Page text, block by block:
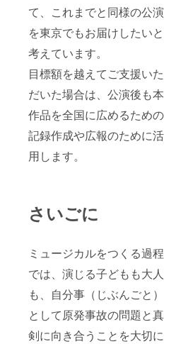
て、これまでと同様の公演
を東京でもお届けしたいと
考えています。
目標額を越えてご支援いた
だいた場合は、公演後も本
作品を全国に広めるための
記録作成や広報のために活
用します。
さいごに
ミュージカルをつくる過程
では、演じる子どもも大人
も、自分事（じぶんごと）
として原発事故の問題と真
剣に向き合うことを大切に